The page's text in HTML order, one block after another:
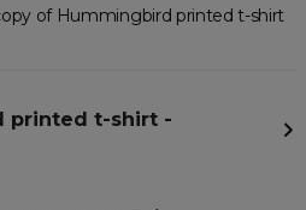
of Hummingbird printed t-shirt
printed t-shirt -